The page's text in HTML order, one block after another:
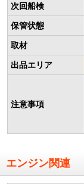
次回船検
保管状態
取材
出品エリア
注意事項
エンジン関連